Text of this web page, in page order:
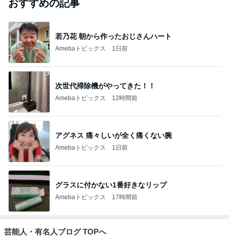
おすすめの記事
若乃花 朝から作ったおじさんハート
Amebaトピックス 1日前
次世代掃除機がやってきた！！
Amebaトピックス 12時間前
アグネス 痛々しいが全く痛くない腕
Amebaトピックス 1日前
グラスに付かない1番好きなリップ
Amebaトピックス 17時間前
芸能人・有名人ブログ TOPへ